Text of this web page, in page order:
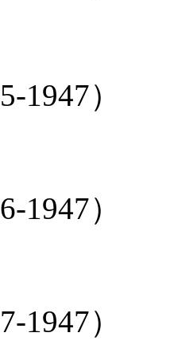
1947）
1947）
1947）